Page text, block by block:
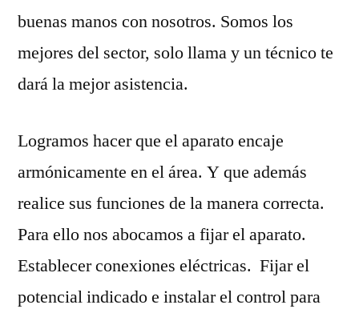
buenas manos con nosotros. Somos los
mejores del sector, solo llama y un técnico te
dará la mejor asistencia.
Logramos hacer que el aparato encaje
armónicamente en el área. Y que además
realice sus funciones de la manera correcta.
Para ello nos abocamos a fijar el aparato.
Establecer conexiones eléctricas. Fijar el
potencial indicado e instalar el control para